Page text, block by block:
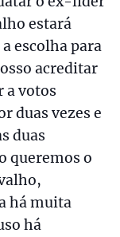
estará
escolha para
acreditar
a votos
duas vezes e
duas
queremos o
há muita
há